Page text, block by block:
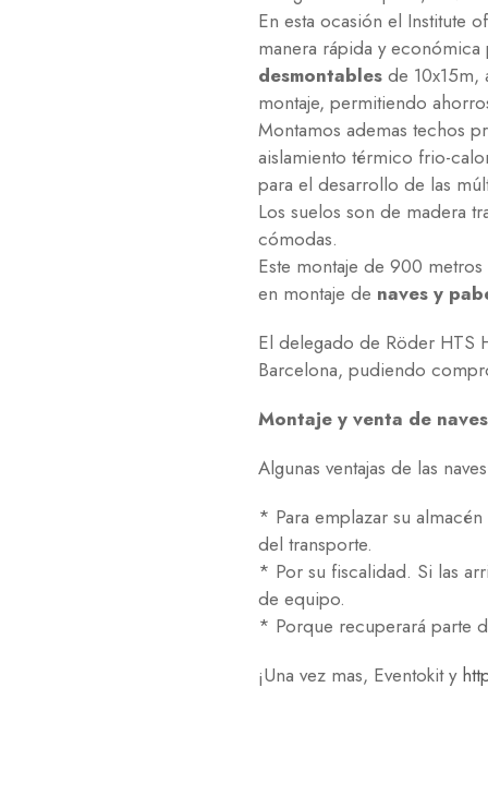
En esta ocasión el Institute
manera rápida y
desmontables de 10x15m,
montaje, permitiendo
Montamos ademas techos
aislamiento térmico frio-
para el desarrollo de las
Los suelos son de madera
cómodas.
Este montaje de 900
en montaje de naves y
El delegado de Röder HTS
Barcelona, pudiendo
Montaje y venta de
Algunas ventajas de las
* Para emplazar su
del transporte.
* Por su fiscalidad. Si las
de equipo.
* Porque recuperará parte
¡Una vez mas, Eventokit y